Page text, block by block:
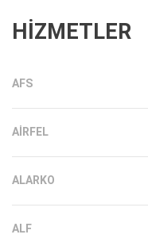
HİZMETLER
AFS
AIRFEL
ALARKO
ALF